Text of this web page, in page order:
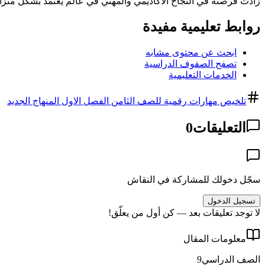
روابط تعليمية مفيدة
ابحث عن محتوى مشابه
تصفح الصفوف الدراسية
الخدمات التعليمية
تلخيص مهارات رقمية للصف الثامن الفصل الاول المنهاج الجديد
التعليقات0
سجّل دخولك للمشاركة في النقاش
تسجيل الدخول
لا توجد تعليقات بعد — كن أول من يعلّق!
معلومات المقال
الصف الدراسي9